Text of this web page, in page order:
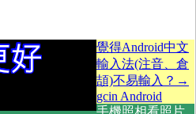
覺得Android中文
輸入法(注音、倉
頡)不易輸入？→
gcin Android